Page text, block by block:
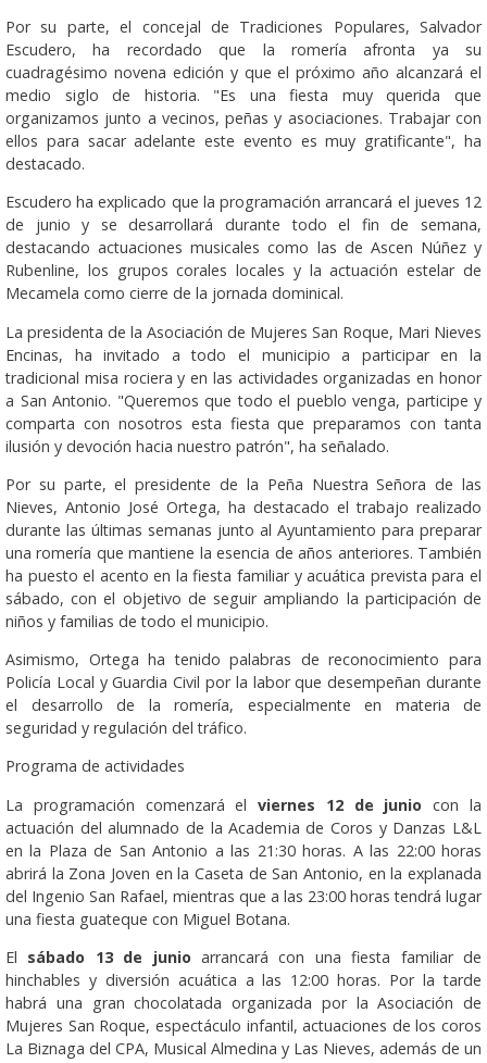
Por su parte, el concejal de Tradiciones Populares, Salvador
Escudero, ha recordado que la romería afronta ya su
cuadragésimo novena edición y que el próximo año alcanzará el
medio siglo de historia. "Es una fiesta muy querida que
organizamos junto a vecinos, peñas y asociaciones. Trabajar con
ellos para sacar adelante este evento es muy gratificante", ha
destacado.
Escudero ha explicado que la programación arrancará el jueves 12
de junio y se desarrollará durante todo el fin de semana,
destacando actuaciones musicales como las de Ascen Núñez y
Rubenline, los grupos corales locales y la actuación estelar de
Mecamela como cierre de la jornada dominical.
La presidenta de la Asociación de Mujeres San Roque, Mari Nieves
Encinas, ha invitado a todo el municipio a participar en la
tradicional misa rociera y en las actividades organizadas en honor
a San Antonio. "Queremos que todo el pueblo venga, participe y
comparta con nosotros esta fiesta que preparamos con tanta
ilusión y devoción hacia nuestro patrón", ha señalado.
Por su parte, el presidente de la Peña Nuestra Señora de las
Nieves, Antonio José Ortega, ha destacado el trabajo realizado
durante las últimas semanas junto al Ayuntamiento para preparar
una romería que mantiene la esencia de años anteriores. También
ha puesto el acento en la fiesta familiar y acuática prevista para el
sábado, con el objetivo de seguir ampliando la participación de
niños y familias de todo el municipio.
Asimismo, Ortega ha tenido palabras de reconocimiento para
Policía Local y Guardia Civil por la labor que desempeñan durante
el desarrollo de la romería, especialmente en materia de
seguridad y regulación del tráfico.
Programa de actividades
La programación comenzará elviernes 12 de junio con la
actuación del alumnado de la Academia de Coros y Danzas L&L
en la Plaza de San Antonio a las 21:30 horas. A las 22:00 horas
abrirá la Zona Joven en la Caseta de San Antonio, en la explanada
del Ingenio San Rafael, mientras que a las 23:00 horas tendrá lugar
una fiesta guateque con Miguel Botana.
El sábado 13 de junioarrancará con una fiesta familiar de
hinchables y diversión acuática a las 12:00 horas. Por la tarde
habrá una gran chocolatada organizada por la Asociación de
Mujeres San Roque, espectáculo infantil, actuaciones de los coros
La Biznaga del CPA, Musical Almedina y Las Nieves, además de un